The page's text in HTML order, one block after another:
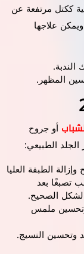
ككتل مرتفعة عن
علاجها
المظهر.
أو جروح
الطبيعي:
الطبقة العليا
تصبغًا بعد
الصحيح.
وتحسين ملمس
وتحسين النسيج.